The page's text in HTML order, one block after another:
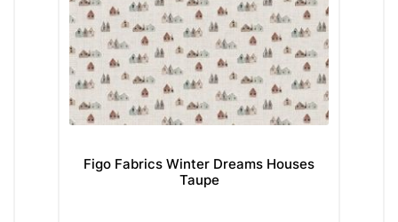
Figo Fabrics Winter Dreams Houses
Taupe